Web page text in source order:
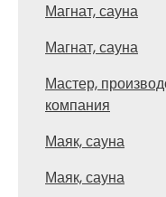
Магнат, сауна
Магнат, сауна
Мастер,
компания
Маяк, сауна
Маяк, сауна